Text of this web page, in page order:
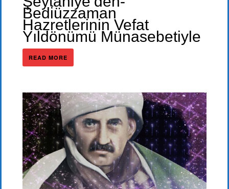
Bediüzzaman
Hazretlerinin Vefat
Yıldönümü Münasebetiyle
READ MORE